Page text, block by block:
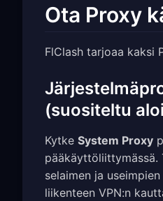
Ota Proxy
FlClash tarjoaa kaksi
(suositeltu
Kytke System Proxy
pääkäyttöliittymässä.
selaimen ja
liikenteen VPN:n